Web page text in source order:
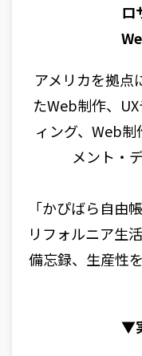
ロ
アメリカを拠点
たWeb制作、
ィング、Web
メント・
「かぴばら自由
リフォルニア生
備忘録、生産性
▼